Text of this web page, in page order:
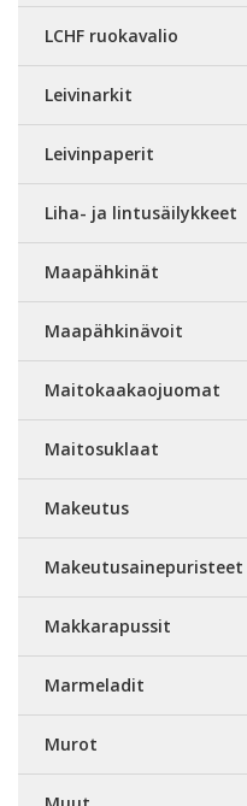
LCHF ruokavalio
Leivinarkit
Leivinpaperit
Liha- ja lintusäilykkeet
Maapähkinät
Maapähkinävoit
Maitokaakaojuomat
Maitosuklaat
Makeutus
Makeutusainepuristeet
Makkarapussit
Marmeladit
Murot